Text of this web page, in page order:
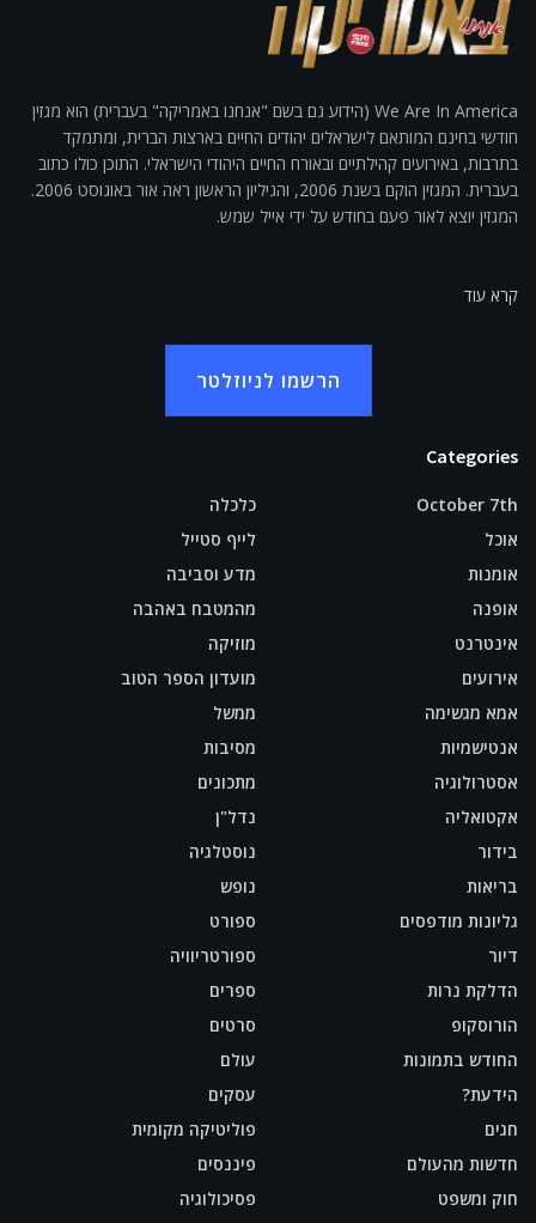
We Are In America (הידוע גם בשם "אנחנו באמריקה" בעברית) הוא מגזין
חודשי בחינם המותאם לישראלים יהודים החיים בארצות הברית, ומתמקד
בתרבות, באירועים קהילתיים ובאורח החיים היהודי הישראלי. התוכן כולו כתוב
בעברית. המגזין הוקם בשנת 2006, והגיליון הראשון ראה אור באוגוסט 2006.
המגזין יוצא לאור פעם בחודש על ידי אייל שמש.
קרא עוד
הרשמו לניוזלטר
Categories
October 7th
אוכל
אומנות
אופנה
אינטרנט
אירועים
אמא מגשימה
אנטישמיות
אסטרולוגיה
אקטואליה
בידור
בריאות
גליונות מודפסים
דיור
הדלקת נרות
הורוסקופ
החודש בתמונות
הידעת?
חגים
חדשות מהעולם
חוק ומשפט
כלכלה
לייף סטייל
מדע וסביבה
מהמטבח באהבה
מוזיקה
מועדון הספר הטוב
ממשל
מסיבות
מתכונים
נדל"ן
נוסטלגיה
נופש
ספורט
ספורטריוויה
ספרים
סרטים
עולם
עסקים
פוליטיקה מקומית
פיננסים
פסיכולוגיה